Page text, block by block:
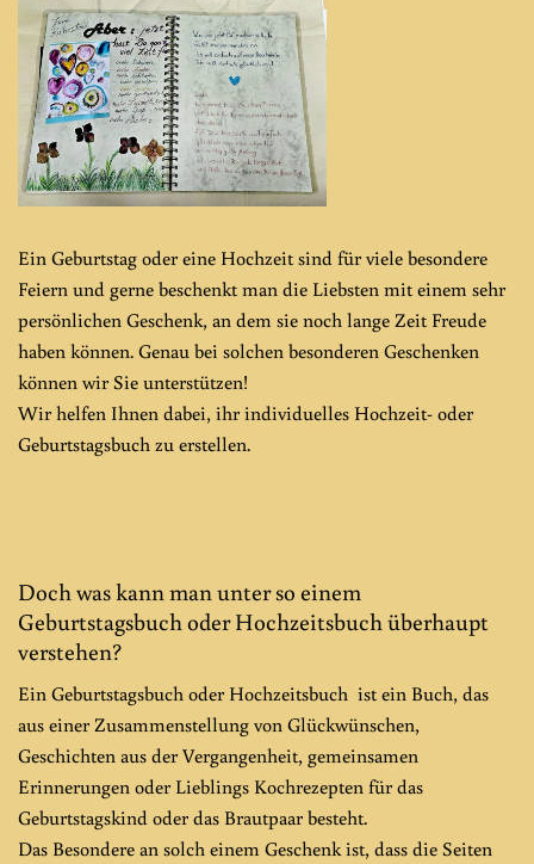
Ein Geburtstag oder eine Hochzeit sind für viele besondere
Feiern und gerne beschenkt man die Liebsten mit einem sehr
persönlichen Geschenk, an dem sie noch lange Zeit Freude
haben können. Genau bei solchen besonderen Geschenken
können wir Sie unterstützen!
Wir helfen Ihnen dabei, ihr individuelles Hochzeit- oder
Geburtstagsbuch zu erstellen.
Doch was kann man unter so einem
Geburtstagsbuch oder Hochzeitsbuch überhaupt
verstehen?
Ein Geburtstagsbuch oder Hochzeitsbuch ist ein Buch, das
aus einer Zusammenstellung von Glückwünschen,
Geschichten aus der Vergangenheit, gemeinsamen
Erinnerungen oder Lieblings Kochrezepten für das
Geburtstagskind oder das Brautpaar besteht.
Das Besondere an solch einem Geschenk ist, dass die Seiten